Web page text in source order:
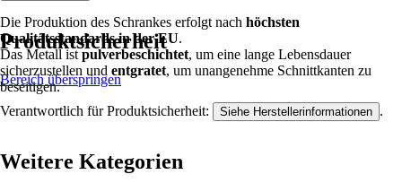
Die Produktion des Schrankes erfolgt nach höchsten
Qualitätsstandards in der EU.
Das Metall ist pulverbeschichtet, um eine lange Lebensdauer
sicherzustellen und entgratet, um unangenehme Schnittkanten zu
beseitigen.
Produktsicherheit
Bereich überspringen
Verantwortlich für Produktsicherheit: Siehe Herstellerinformationen .
Weitere Kategorien